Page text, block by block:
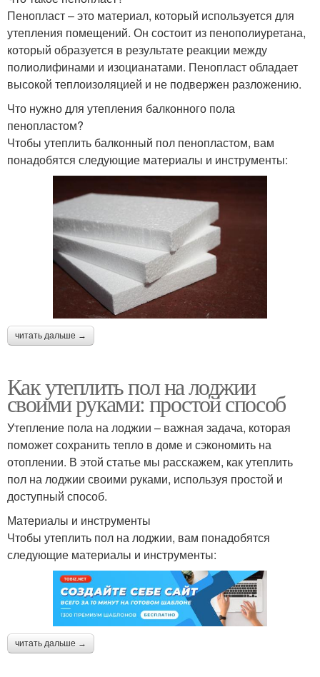
Пенопласт – это материал, который используется для
утепления помещений. Он состоит из пенополиуретана,
который образуется в результате реакции между
полиолифинами и изоцианатами. Пенопласт обладает
высокой теплоизоляцией и не подвержен разложению.
Что нужно для утепления балконного пола
пенопластом?
Чтобы утеплить балконный пол пенопластом, вам
понадобятся следующие материалы и инструменты:
читать дальше →
Как утеплить пол на лоджии
своими руками: простой способ
Утепление пола на лоджии – важная задача, которая
поможет сохранить тепло в доме и сэкономить на
отоплении. В этой статье мы расскажем, как утеплить
пол на лоджии своими руками, используя простой и
доступный способ.
Материалы и инструменты
Чтобы утеплить пол на лоджии, вам понадобятся
следующие материалы и инструменты:
читать дальше →